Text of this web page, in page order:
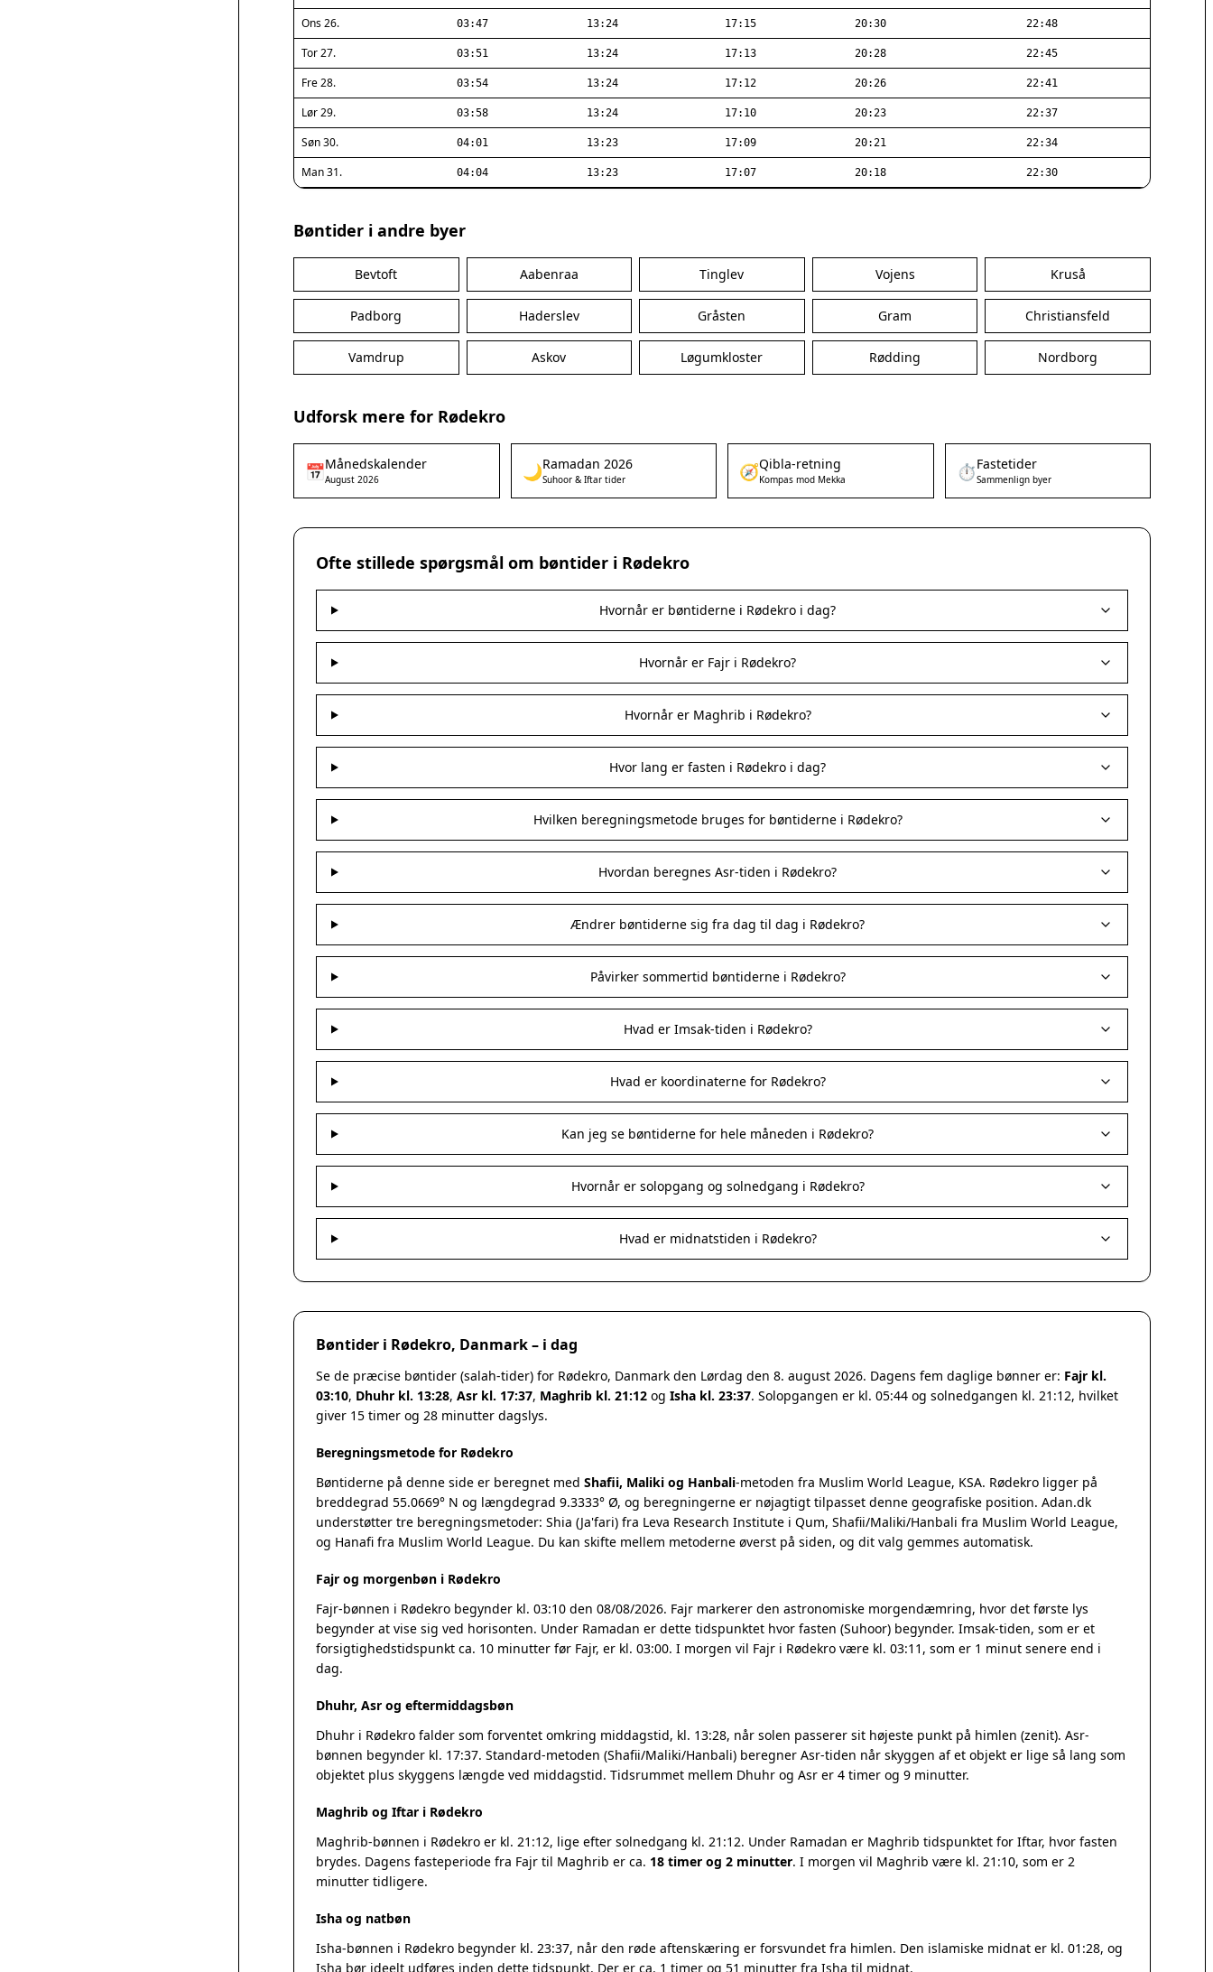
Ons 26. 03:47 13:24 17:15 20:30 22:48
Tor 27. 03:51 13:24 17:13 20:28 22:45
Fre 28. 03:54 13:24 17:12 20:26 22:41
Lør 29. 03:58 13:24 17:10 20:23 22:37
Søn 30. 04:01 13:23 17:09 20:21 22:34
Man 31. 04:04 13:23 17:07 20:18 22:30
Bøntider i andre byer
Bevtoft Aabenraa Tinglev Vojens Kruså
Padborg Haderslev Gråsten Gram Christiansfeld
Vamdrup Askov Løgumkloster Rødding Nordborg
Udforsk mere for Rødekro
📅Månedskalender
August 2026 🌙Ramadan 2026
Suhoor & Iftar tider 🧭Qibla-retning
Kompas mod Mekka ⏱️Fastetider
Sammenlign byer
Ofte stillede spørgsmål om bøntider i Rødekro
Hvornår er bøntiderne i Rødekro i dag?
Hvornår er Fajr i Rødekro?
Hvornår er Maghrib i Rødekro?
Hvor lang er fasten i Rødekro i dag?
Hvilken beregningsmetode bruges for bøntiderne i Rødekro?
Hvordan beregnes Asr-tiden i Rødekro?
Ændrer bøntiderne sig fra dag til dag i Rødekro?
Påvirker sommertid bøntiderne i Rødekro?
Hvad er Imsak-tiden i Rødekro?
Hvad er koordinaterne for Rødekro?
Kan jeg se bøntiderne for hele måneden i Rødekro?
Hvornår er solopgang og solnedgang i Rødekro?
Hvad er midnatstiden i Rødekro?
Bøntider i Rødekro, Danmark – i dag
Se de præcise bøntider (salah-tider) for Rødekro, Danmark den Lørdag den 8. august 2026. Dagens fem daglige bønner er: Fajr kl.
03:10, Dhuhr kl. 13:28, Asr kl. 17:37, Maghrib kl. 21:12 og Isha kl. 23:37. Solopgangen er kl. 05:44 og solnedgangen kl. 21:12, hvilket
giver 15 timer og 28 minutter dagslys.
Beregningsmetode for Rødekro
Bøntiderne på denne side er beregnet med Shafii, Maliki og Hanbali-metoden fra Muslim World League, KSA. Rødekro ligger på
breddegrad 55.0669° N og længdegrad 9.3333° Ø, og beregningerne er nøjagtigt tilpasset denne geografiske position. Adan.dk
understøtter tre beregningsmetoder: Shia (Ja'fari) fra Leva Research Institute i Qum, Shafii/Maliki/Hanbali fra Muslim World League,
og Hanafi fra Muslim World League. Du kan skifte mellem metoderne øverst på siden, og dit valg gemmes automatisk.
Fajr og morgenbøn i Rødekro
Fajr-bønnen i Rødekro begynder kl. 03:10 den 08/08/2026. Fajr markerer den astronomiske morgendæmring, hvor det første lys
begynder at vise sig ved horisonten. Under Ramadan er dette tidspunktet hvor fasten (Suhoor) begynder. Imsak-tiden, som er et
forsigtighedstidspunkt ca. 10 minutter før Fajr, er kl. 03:00. I morgen vil Fajr i Rødekro være kl. 03:11, som er 1 minut senere end i
dag.
Dhuhr, Asr og eftermiddagsbøn
Dhuhr i Rødekro falder som forventet omkring middagstid, kl. 13:28, når solen passerer sit højeste punkt på himlen (zenit). Asr-
bønnen begynder kl. 17:37. Standard-metoden (Shafii/Maliki/Hanbali) beregner Asr-tiden når skyggen af et objekt er lige så lang som
objektet plus skyggens længde ved middagstid. Tidsrummet mellem Dhuhr og Asr er 4 timer og 9 minutter.
Maghrib og Iftar i Rødekro
Maghrib-bønnen i Rødekro er kl. 21:12, lige efter solnedgang kl. 21:12. Under Ramadan er Maghrib tidspunktet for Iftar, hvor fasten
brydes. Dagens fasteperiode fra Fajr til Maghrib er ca. 18 timer og 2 minutter. I morgen vil Maghrib være kl. 21:10, som er 2
minutter tidligere.
Isha og natbøn
Isha-bønnen i Rødekro begynder kl. 23:37, når den røde aftenskæring er forsvundet fra himlen. Den islamiske midnat er kl. 01:28, og
Isha bør ideelt udføres inden dette tidspunkt. Der er ca. 1 timer og 51 minutter fra Isha til midnat.